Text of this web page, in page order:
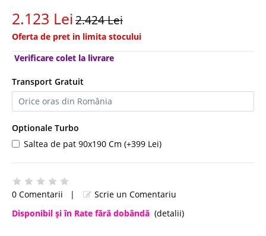
2.123 Lei2.424 Lei
Oferta de pret in limita stocului
Verificare colet la livrare
Transport Gratuit
Optionale Turbo
Saltea de pat 90x190 Cm (+399 Lei)
0 Comentarii |
Scrie un Comentariu
Disponibil şi în Rate fără dobândă (detalii)